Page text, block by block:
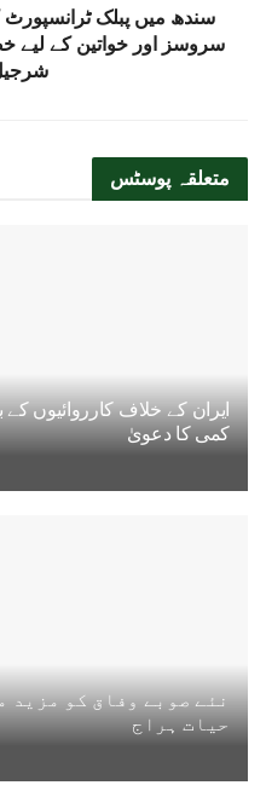
سندھ میں پبلک
سروسز اور خواتین کے
متعلقہ پوسٹس
ایران کے خلاف کارروائیوں کے
کمی کا دعویٰ
نئے صوبے وفاق کو مزید
حیات ہراج